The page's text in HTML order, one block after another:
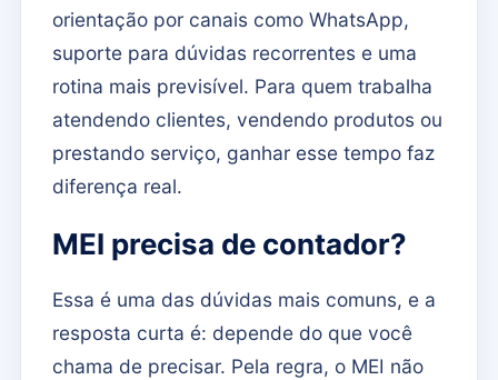
orientação por canais como WhatsApp,
suporte para dúvidas recorrentes e uma
rotina mais previsível. Para quem trabalha
atendendo clientes, vendendo produtos ou
prestando serviço, ganhar esse tempo faz
diferença real.
MEI precisa de contador?
Essa é uma das dúvidas mais comuns, e a
resposta curta é: depende do que você
chama de precisar. Pela regra, o MEI não